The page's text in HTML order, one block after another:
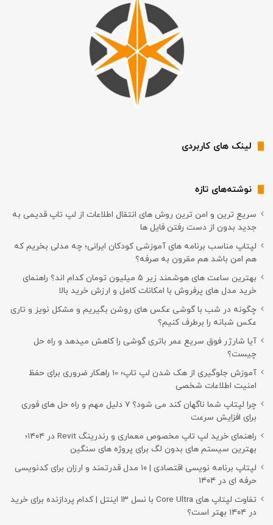
لینک های کاربردی
نوشته‌های تازه
سریع ترین و امن ترین روش های انتقال اطلاعات از لپ تاپ قدیمی به
جدید بدون از دست رفتن فایل ها
لپتاپ مناسب برنامه های آموزشی کودکان ایرانی؛ چه مدلی بخریم که
هم امن باشد هم مقرون به صرفه؟
بهترین ساعت های هوشمند زیر ۵ میلیون تومان کدام اند؟ راهنمای
خرید مدل های پرفروش با امکانات کامل و ارزش خرید بالا
چگونه در شب با گوشی عکس های روشن بگیریم و مشکل نویز و تاری
عکس شبانه را برطرف کنیم؟
آیا شارژر فوق سریع عمر باتری گوشی را کاهش میدهد و راه حل
چیست؟
آموزش جلوگیری از هک شدن لپ تاپ؛ 10 راهکار ضروری برای حفظ
امنیت اطلاعات شخصی
چرا لپتاپ شما ناگهان کند می شود؟ ۷ دلیل مهم و راه حل های فوری
برای افزایش سرعت
راهنمای خرید لپ تاپ مخصوص معماری و رندرینگ Revit در ۱۴۰۴؛
بهترین سیستم های بدون لگ برای پروژه های سنگین
لپتاپ برنامه نویسی اقتصادی | ۱۰ مدل قدرتمند و ارزان برای کدنویسی
حرفه ای در ۱۴۰۴
تفاوت لپتاپ های Core Ultra با نسل ۱۳ اینتل | کدام پردازنده برای خرید
در ۱۴۰۴ بهتر است؟